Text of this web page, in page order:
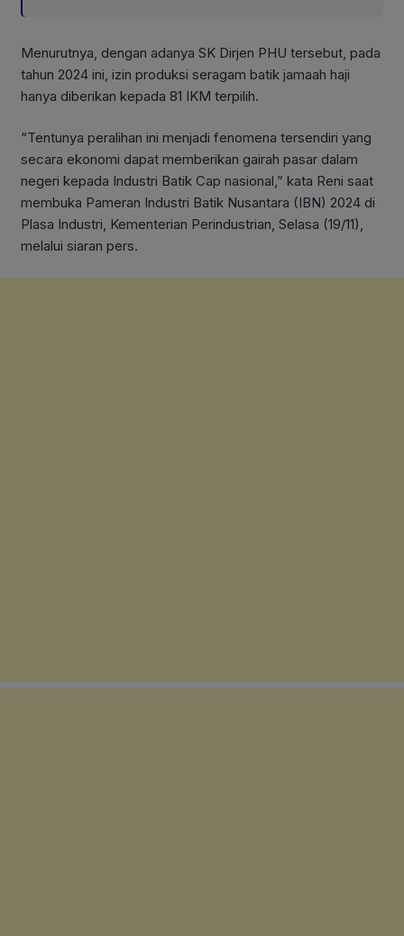
Menurutnya, dengan adanya SK Dirjen PHU tersebut, pada
tahun 2024 ini, izin produksi seragam batik jamaah haji
hanya diberikan kepada 81 IKM terpilih.
“Tentunya peralihan ini menjadi fenomena tersendiri yang
secara ekonomi dapat memberikan gairah pasar dalam
negeri kepada Industri Batik Cap nasional,” kata Reni saat
membuka Pameran Industri Batik Nusantara (IBN) 2024 di
Plasa Industri, Kementerian Perindustrian, Selasa (19/11),
melalui siaran pers.